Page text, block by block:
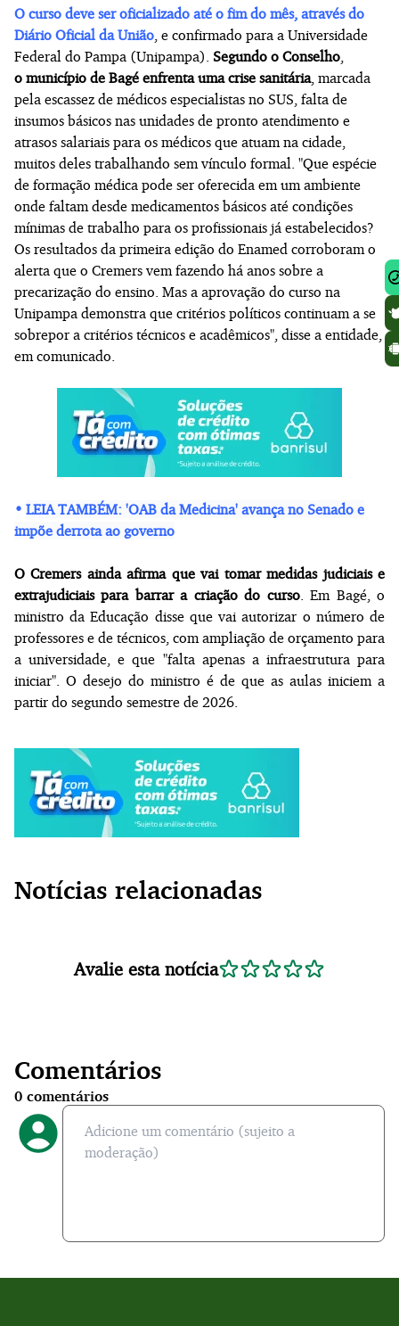
O curso deve ser oficializado até o fim do mês, através do
Diário Oficial da União , e confirmado para a Universidade
Federal do Pampa (Unipampa). Segundo o Conselho
o município de Bagé enfrenta uma crise sanitária, marcada
pela escassez de médicos especialistas no SUS, falta de
insumos básicos nas unidades de pronto atendimento e
atrasos salariais para os médicos que atuam na cidade,
muitos deles trabalhando sem vínculo formal. "Que espécie
de formação médica pode ser oferecida em um ambiente
onde faltam desde medicamentos básicos até condições
mínimas de trabalho para os profissionais já estabelecidos?
Os resultados da primeira edição do Enamed corroboram o
alerta que o Cremers vem fazendo há anos sobre a
precarização do ensino. Mas a aprovação do curso na
Unipampa demonstra que critérios políticos continuam a se
sobrepor a critérios técnicos e acadêmicos", disse a entidade,
em comunicado.
• LEIA TAMBÉM: 'OAB da Medicina' avança no Senado e
impõe derrota ao governo
O Cremers ainda afirma que vai tomar medidas judiciais e
extrajudiciais para barrar a criação do curso. Em Bagé, o
ministro da Educação disse que vai autorizar o número de
professores e de técnicos, com ampliação de orçamento para
a universidade, e que "falta apenas a infraestrutura para
iniciar". O desejo do ministro é de que as aulas iniciem a
partir do segundo semestre de 2026.
Notícias relacionadas
Avalie esta notícia
Comentários
0 comentários